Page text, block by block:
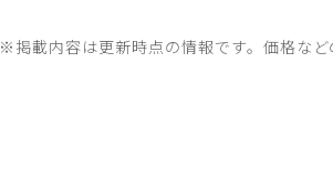
※掲載内容は更新時点の情報です。価格など